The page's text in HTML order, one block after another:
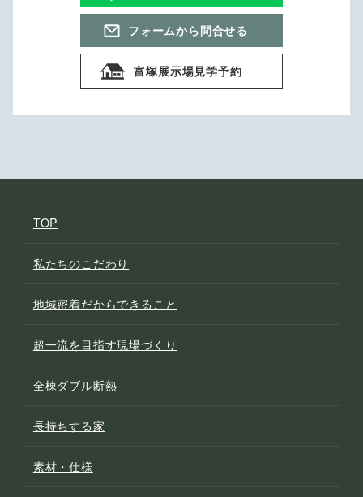
フォームから問合せる
富塚展示場見学予約
TOP
私たちのこだわり
地域密着だからできること
超一流を目指す現場づくり
全棟ダブル断熱
長持ちする家
素材・仕様